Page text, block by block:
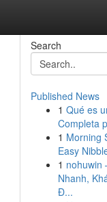
Search
Published News
1 Qué es
Completa
1 Morning
Easy
1 nohuwin
Nhanh,
Đ...